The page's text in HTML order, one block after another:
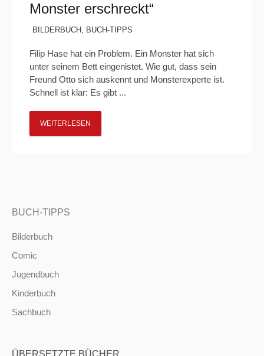
Monster erschreckt“
BILDERBUCH , BUCH-TIPPS
Filip Hase hat ein Problem. Ein Monster hat sich
unter seinem Bett eingenistet. Wie gut, dass sein
Freund Otto sich auskennt und Monsterexperte ist.
Schnell ist klar: Es gibt ...
WEITERLESEN
BUCH-TIPPS
Bilderbuch
Comic
Jugendbuch
Kinderbuch
Sachbuch
ÜBERSETZTE BÜCHER